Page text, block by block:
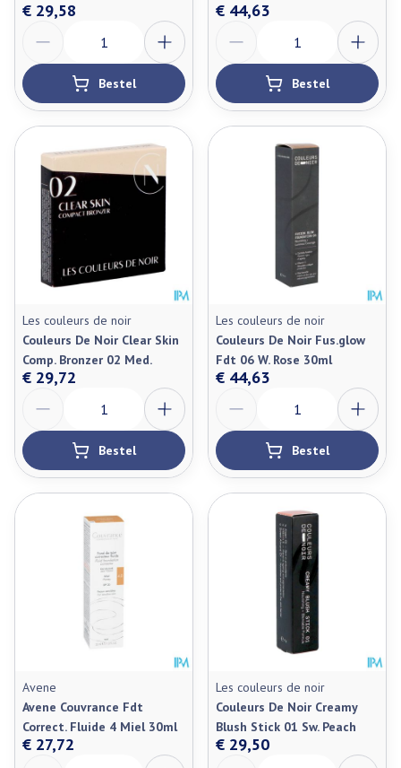
€ 29,58
Bestel
€ 44,63
Bestel
Les couleurs de noir
Couleurs De Noir Clear Skin
Comp. Bronzer 02 Med.
€ 29,72
Bestel
Les couleurs de noir
Couleurs De Noir Fus.glow
Fdt 06 W. Rose 30ml
€ 44,63
Bestel
Avene
Avene Couvrance Fdt
Correct. Fluide 4 Miel 30ml
€ 27,72
Les couleurs de noir
Couleurs De Noir Creamy
Blush Stick 01 Sw. Peach
€ 29,50